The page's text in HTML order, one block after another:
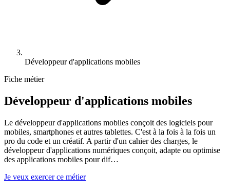
Développeur d'applications mobiles
Fiche métier
Développeur d'applications mobiles
Le développeur d'applications mobiles conçoit des logiciels pour
mobiles, smartphones et autres tablettes. C'est à la fois à la fois un
pro du code et un créatif. A partir d'un cahier des charges, le
développeur d'applications numériques conçoit, adapte ou optimise
des applications mobiles pour dif…
Je veux exercer ce métier